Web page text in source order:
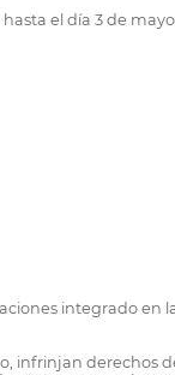
el día 3 de mayo
integrado en
infrinjan derechos